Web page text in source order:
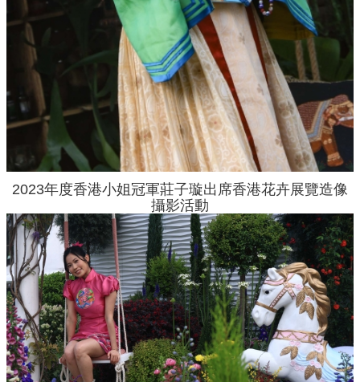
2023年度香港小姐冠軍莊子璇出席香港花卉展覽造像
攝影活動